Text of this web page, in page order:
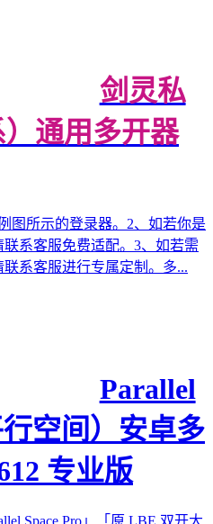
剑灵私
通用多开器
图所示的登录器。2、如若你是
系客服免费适配。3、如若需
系客服进行专属定制。多...
Parallel
空间）安卓多
专业版
Space Pro」「原 LBE 双开大